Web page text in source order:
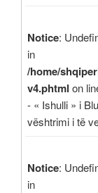
Notice:
in
/home/
v4.phtml on
- « Ishulli » i
vështrimi i të
Notice:
in